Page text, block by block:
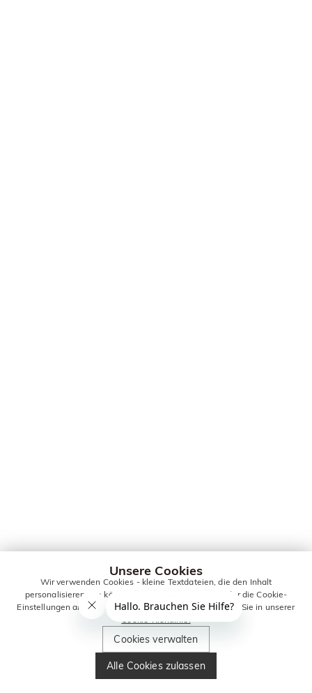
Unsere Cookies
Wir verwenden Cookies - kleine Textdateien, die den Inhalt
personalisieren. Sie können alle Cookies zulassen oder die Cookie-
Einstellungen anpassen. Weitere Informationen erhalten Sie in unserer
Cookie-Richtlinie.
Cookies verwalten
Alle Cookies zulassen